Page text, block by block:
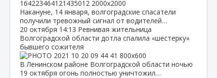
Накануне, 14 января, волгоградские спасатели
получили тревожный сигнал от водителей…
20 октября 14:13 Ревнивая жительница
Волгоградской области дотла спалила «шестерку»
бывшего сожителя
В Ленинском районе Волгоградской области ночью
19 октября огонь полностью уничтожил…